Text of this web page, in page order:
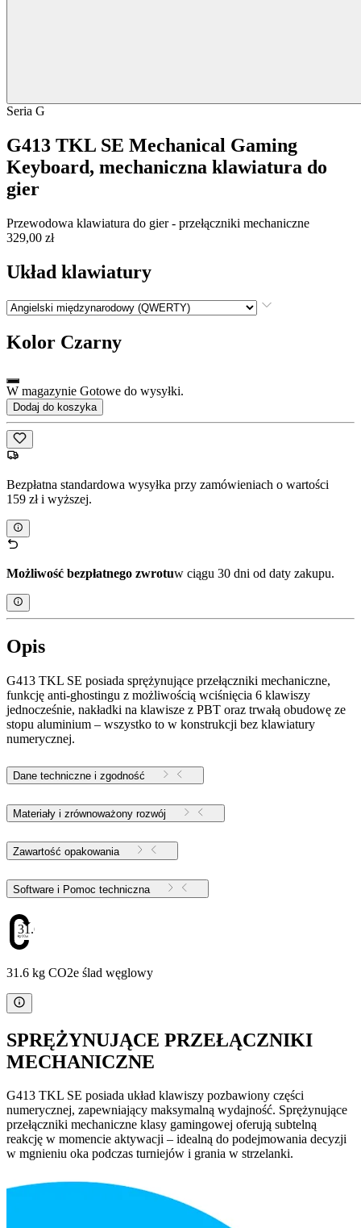
Seria G
G413 TKL SE Mechanical Gaming
Keyboard, mechaniczna klawiatura do
gier
Przewodowa klawiatura do gier - przełączniki mechaniczne
329,00 zł
Układ klawiatury
Kolor Czarny
W magazynie Gotowe do wysyłki.
Dodaj do koszyka
Bezpłatna standardowa wysyłka przy zamówieniach o wartości
159 zł i wyższej.
Możliwość bezpłatnego zwrotuw ciągu 30 dni od daty zakupu.
Opis
G413 TKL SE posiada sprężynujące przełączniki mechaniczne,
funkcję anti-ghostingu z możliwością wciśnięcia 6 klawiszy
jednocześnie, nakładki na klawisze z PBT oraz trwałą obudowę ze
stopu aluminium – wszystko to w konstrukcji bez klawiatury
numerycznej.
Dane techniczne i zgodność
Materiały i zrównoważony rozwój
Zawartość opakowania
Software i Pomoc techniczna
31.6
31.6 kg CO2e ślad węglowy
SPRĘŻYNUJĄCE PRZEŁĄCZNIKI
MECHANICZNE
G413 TKL SE posiada układ klawiszy pozbawiony części
numerycznej, zapewniający maksymalną wydajność. Sprężynujące
przełączniki mechaniczne klasy gamingowej oferują subtelną
reakcję w momencie aktywacji – idealną do podejmowania decyzji
w mgnieniu oka podczas turniejów i grania w strzelanki.